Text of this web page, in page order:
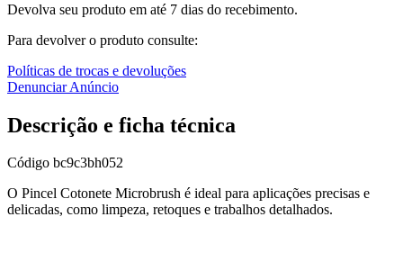
Devolva seu produto em até 7 dias do recebimento.
Para devolver o produto consulte:
Políticas de trocas e devoluções
Denunciar Anúncio
Descrição e ficha técnica
Código bc9c3bh052
O Pincel Cotonete Microbrush é ideal para aplicações precisas e
delicadas, como limpeza, retoques e trabalhos detalhados.